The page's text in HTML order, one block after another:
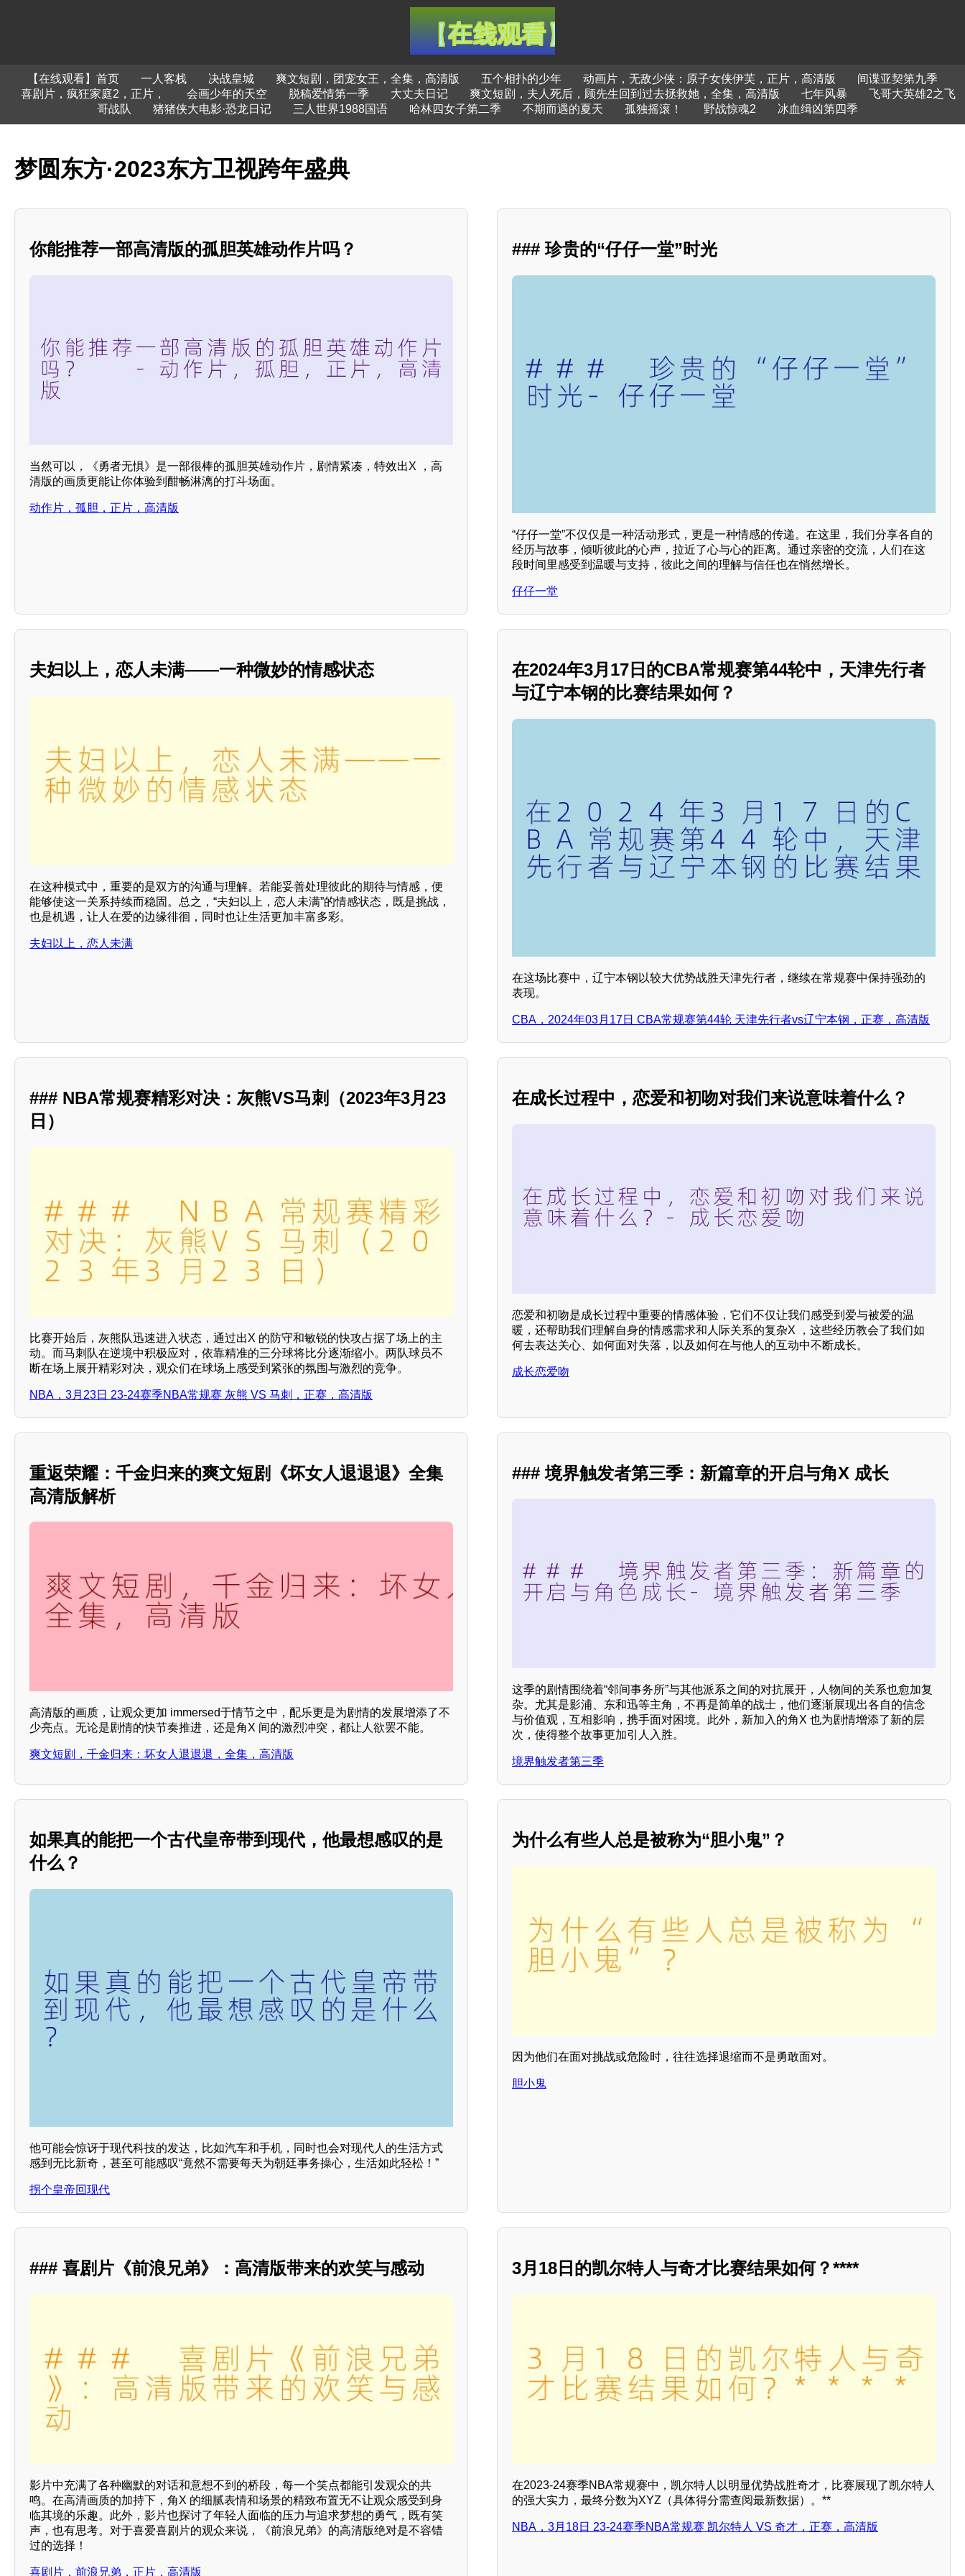
【在线观看】首页 一人客栈 决战皇城 爽文短剧，团宠女王，全集，高清版 五个相扑的少年 动画片，无敌少侠：原子女侠伊芙，正片，高清版
间谍亚契第九季
喜剧片，疯狂家庭2，正片，
会画少年的天空 脱稿爱情第一季 大丈夫日记 爽文短剧，夫人死后，顾先生回到过去拯救她，全集，高清版 七年风暴
飞哥大英雄2之飞
哥战队
猪猪侠大电影·恐龙日记 三人世界1988国语 哈林四女子第二季 不期而遇的夏天 孤独摇滚！ 野战惊魂2 冰血缉凶第四季
梦圆东方·2023东方卫视跨年盛典
你能推荐一部高清版的孤胆英雄动作片吗？
当然可以，《勇者无惧》是一部很棒的孤胆英雄动作片，剧情紧凑，特效出X ，高
清版的画质更能让你体验到酣畅淋漓的打斗场面。
动作片，孤胆，正片，高清版
### 珍贵的“仔仔一堂”时光
“仔仔一堂”不仅仅是一种活动形式，更是一种情感的传递。在这里，我们分享各自的
经历与故事，倾听彼此的心声，拉近了心与心的距离。通过亲密的交流，人们在这
段时间里感受到温暖与支持，彼此之间的理解与信任也在悄然增长。
仔仔一堂
夫妇以上，恋人未满——一种微妙的情感状态
在这种模式中，重要的是双方的沟通与理解。若能妥善处理彼此的期待与情感，便
能够使这一关系持续而稳固。总之，“夫妇以上，恋人未满”的情感状态，既是挑战，
也是机遇，让人在爱的边缘徘徊，同时也让生活更加丰富多彩。
夫妇以上，恋人未满
在2024年3月17日的CBA常规赛第44轮中，天津先行者
与辽宁本钢的比赛结果如何？
在这场比赛中，辽宁本钢以较大优势战胜天津先行者，继续在常规赛中保持强劲的
表现。
CBA，2024年03月17日 CBA常规赛第44轮 天津先行者vs辽宁本钢，正赛，高清版
### NBA常规赛精彩对决：灰熊VS马刺（2023年3月23
日）
比赛开始后，灰熊队迅速进入状态，通过出X 的防守和敏锐的快攻占据了场上的主
动。而马刺队在逆境中积极应对，依靠精准的三分球将比分逐渐缩小。两队球员不
断在场上展开精彩对决，观众们在球场上感受到紧张的氛围与激烈的竞争。
NBA，3月23日 23-24赛季NBA常规赛 灰熊 VS 马刺，正赛，高清版
在成长过程中，恋爱和初吻对我们来说意味着什么？
恋爱和初吻是成长过程中重要的情感体验，它们不仅让我们感受到爱与被爱的温
暖，还帮助我们理解自身的情感需求和人际关系的复杂X ，这些经历教会了我们如
何去表达关心、如何面对失落，以及如何在与他人的互动中不断成长。
成长恋爱吻
重返荣耀：千金归来的爽文短剧《坏女人退退退》全集
高清版解析
高清版的画质，让观众更加 immersed于情节之中，配乐更是为剧情的发展增添了不
少亮点。无论是剧情的快节奏推进，还是角X 间的激烈冲突，都让人欲罢不能。
爽文短剧，千金归来：坏女人退退退，全集，高清版
### 境界触发者第三季：新篇章的开启与角X 成长
这季的剧情围绕着“邻间事务所”与其他派系之间的对抗展开，人物间的关系也愈加复
杂。尤其是影浦、东和迅等主角，不再是简单的战士，他们逐渐展现出各自的信念
与价值观，互相影响，携手面对困境。此外，新加入的角X 也为剧情增添了新的层
次，使得整个故事更加引人入胜。
境界触发者第三季
如果真的能把一个古代皇帝带到现代，他最想感叹的是
什么？
他可能会惊讶于现代科技的发达，比如汽车和手机，同时也会对现代人的生活方式
感到无比新奇，甚至可能感叹“竟然不需要每天为朝廷事务操心，生活如此轻松！”
拐个皇帝回现代
为什么有些人总是被称为“胆小鬼”？
因为他们在面对挑战或危险时，往往选择退缩而不是勇敢面对。
胆小鬼
### 喜剧片《前浪兄弟》：高清版带来的欢笑与感动
影片中充满了各种幽默的对话和意想不到的桥段，每一个笑点都能引发观众的共
鸣。在高清画质的加持下，角X 的细腻表情和场景的精致布置无不让观众感受到身
临其境的乐趣。此外，影片也探讨了年轻人面临的压力与追求梦想的勇气，既有笑
声，也有思考。对于喜爱喜剧片的观众来说，《前浪兄弟》的高清版绝对是不容错
过的选择！
喜剧片，前浪兄弟，正片，高清版
3月18日的凯尔特人与奇才比赛结果如何？****
在2023-24赛季NBA常规赛中，凯尔特人以明显优势战胜奇才，比赛展现了凯尔特人
的强大实力，最终分数为XYZ（具体得分需查阅最新数据）。**
NBA，3月18日 23-24赛季NBA常规赛 凯尔特人 VS 奇才，正赛，高清版